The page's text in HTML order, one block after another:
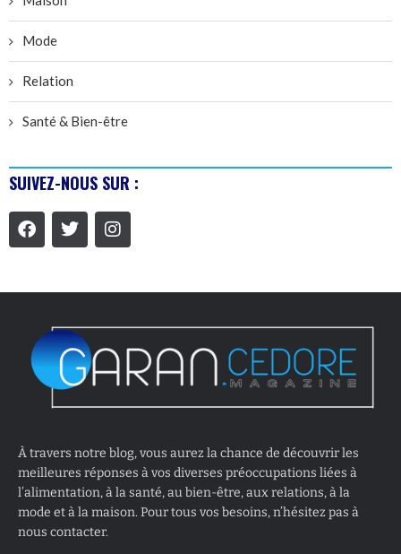
Mode
Relation
Santé & Bien-être
SUIVEZ-NOUS SUR :
À travers notre blog, vous aurez la chance de découvrir les
meilleures réponses à vos diverses préoccupations liées à
l’alimentation, à la santé, au bien-être, aux relations, à la
mode et à la maison. Pour tous vos besoins, n’hésitez pas à
nous contacter.